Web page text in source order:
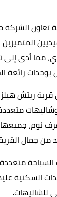
تعاون
مما أدى إلى
بوحدات رائعة
ريتش هيلز
نوم،
من جمال
متعددة
السكنية
للشاليهات.